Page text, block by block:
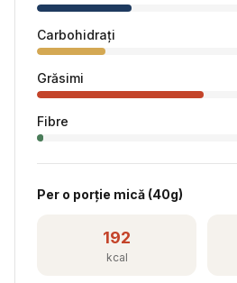
Carbohidrați
Grăsimi
Fibre
Per o porție mică (40g)
192
kcal